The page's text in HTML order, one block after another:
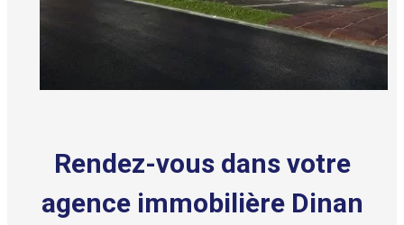
Rendez-vous dans votre
agence immobilière Dinan